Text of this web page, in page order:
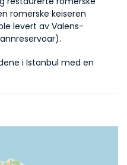
romerske keiseren
levert av Valens-
i Istanbul med en